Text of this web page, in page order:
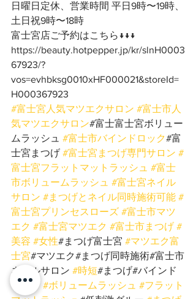
日曜日定休、営業時間 平日9時〜19時、
土日祝9時〜18時
富士宮店ご予約はこちら↓↓↓
https://beauty.hotpepper.jp/kr/slnH0003
67923/?
vos=evhbksg0010xHF000021&storeId=
H000367923
#富士宮人気マツエクサロン #富士市人
気マツエクサロン#富士富士宮ボリュー
ムラッシュ #富士市バインドロック#富
士宮まつげ #富士宮まつげ専門サロン #
富士宮フラットマットラッシュ #富士
市ボリュームラッシュ #富士宮ネイル
サロン #まつげとネイル同時施術可能 #
富士宮プリンセスローズ #富士市マツ
エク #富士宮マツエク #富士市まつげ #
美容 #女性#まつげ富士宮 #マツエク富
士宮#マツエク#まつげ同時施術#富士市
ネイルサロン #時短#まつげ#バインド
ロック #ボリュームラッシュ #フラット